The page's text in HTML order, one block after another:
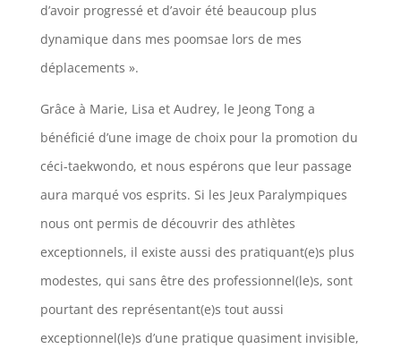
d’avoir progressé et d’avoir été beaucoup plus
dynamique dans mes poomsae lors de mes
déplacements ».
Grâce à Marie, Lisa et Audrey, le Jeong Tong a
bénéficié d’une image de choix pour la promotion du
céci-taekwondo, et nous espérons que leur passage
aura marqué vos esprits. Si les Jeux Paralympiques
nous ont permis de découvrir des athlètes
exceptionnels, il existe aussi des pratiquant(e)s plus
modestes, qui sans être des professionnel(le)s, sont
pourtant des représentant(e)s tout aussi
exceptionnel(le)s d’une pratique quasiment invisible,